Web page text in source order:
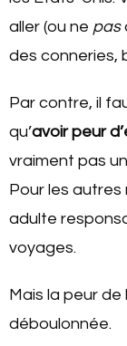
aller (ou ne pas
des conneries,
Par contre, il
qu’avoir peur
vraiment pas
Pour les
adulte
voyages.
Mais la peur
déboulonnée.